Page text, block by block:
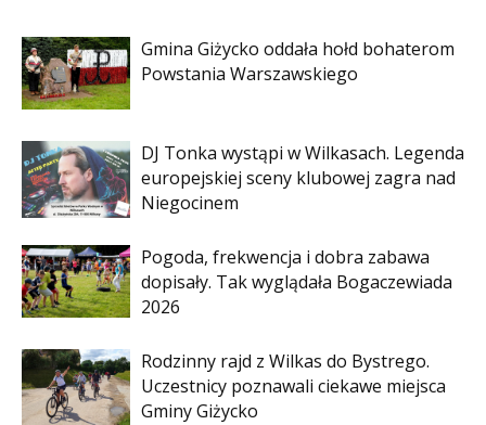
Gmina Giżycko oddała hołd bohaterom
Powstania Warszawskiego
DJ Tonka wystąpi w Wilkasach. Legenda
europejskiej sceny klubowej zagra nad
Niegocinem
Pogoda, frekwencja i dobra zabawa
dopisały. Tak wyglądała Bogaczewiada
2026
Rodzinny rajd z Wilkas do Bystrego.
Uczestnicy poznawali ciekawe miejsca
Gminy Giżycko